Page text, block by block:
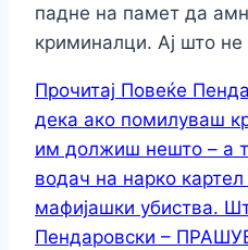
падне на памет да
криминалци. Ај што
Прочитај Повеќе
дека ако помилуваш
им должиш нешто – а
водач на нарко
мафијашки убиства.
Пендаровски –